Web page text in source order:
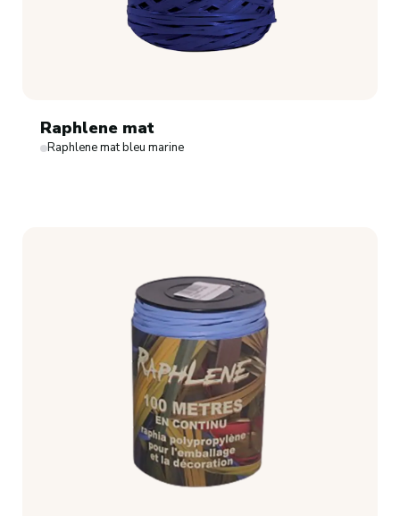
Raphlene mat
Raphlene mat bleu marine